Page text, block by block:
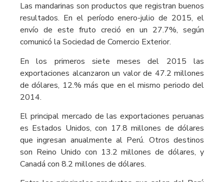
Las mandarinas son productos que registran buenos
resultados. En el período enero-julio de 2015, el
envío de este fruto creció en un 27.7%, según
comunicó la Sociedad de Comercio Exterior.
En los primeros siete meses del 2015 las
exportaciones alcanzaron un valor de 47.2 millones
de dólares, 12.% más que en el mismo periodo del
2014.
El principal mercado de las exportaciones peruanas
es Estados Unidos, con 17.8 millones de dólares
que ingresan anualmente al Perú. Otros destinos
son Reino Unido con 13.2 millones de dólares, y
Canadá con 8.2 millones de dólares.